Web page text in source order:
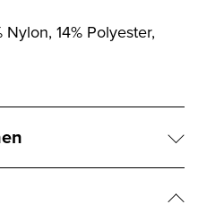
14% Polyester,